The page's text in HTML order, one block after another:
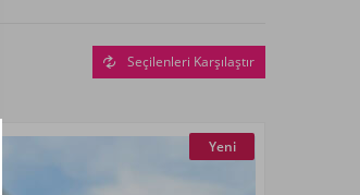
Seçilenleri Karşılaştır
Yeni